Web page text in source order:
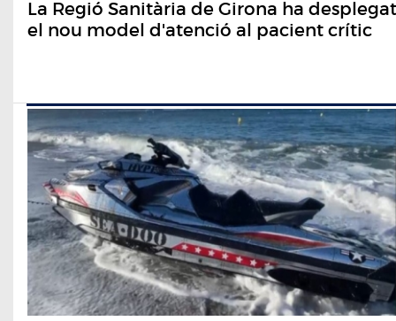
La Regió Sanitària de Girona ha desplegat
el nou model d'atenció al pacient crític